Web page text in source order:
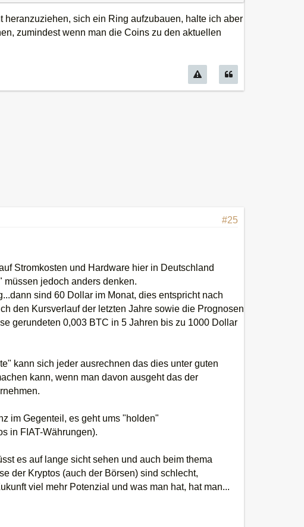
sich ein Ring aufzubauen, halte ich aber
zumindest wenn man die Coins zu den aktuellen
#25
Stromkosten und Hardware hier in Deutschland
jedoch anders denken.
sind 60 Dollar im Monat, dies entspricht nach
den Kursverlauf der letzten Jahre sowie die Prognosen
gerundeten 0,003 BTC in 5 Jahren bis zu 1000 Dollar
kann sich jeder ausrechnen das dies unter guten
kann, wenn man davon ausgeht das der
im Gegenteil, es geht ums "holden"
in FIAT-Währungen).
es auf lange sicht sehen und auch beim thema
der Kryptos (auch der Börsen) sind schlecht,
viel mehr Potenzial und was man hat, hat man...